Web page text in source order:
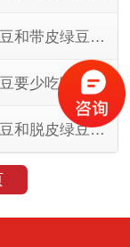
脱皮绿豆和带皮绿豆，功效差在哪？
脱皮绿豆要少吃吗？看人看量
开边绿豆和脱皮绿豆，叫法不同，东西一样